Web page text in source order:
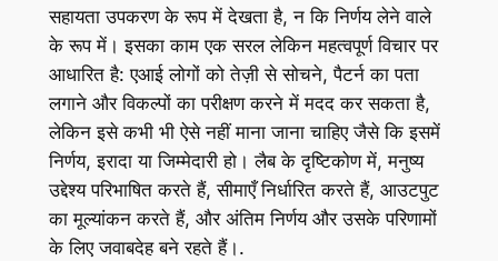
सहायता उपकरण के रूप में देखता है, न कि निर्णय लेने वाले
के रूप में। इसका काम एक सरल लेकिन महत्वपूर्ण विचार पर
आधारित है: एआई लोगों को तेज़ी से सोचने, पैटर्न का पता
लगाने और विकल्पों का परीक्षण करने में मदद कर सकता है,
लेकिन इसे कभी भी ऐसे नहीं माना जाना चाहिए जैसे कि इसमें
निर्णय, इरादा या जिम्मेदारी हो। लैब के दृष्टिकोण में, मनुष्य
उद्देश्य परिभाषित करते हैं, सीमाएँ निर्धारित करते हैं, आउटपुट
का मूल्यांकन करते हैं, और अंतिम निर्णय और उसके परिणामों
के लिए जवाबदेह बने रहते हैं।.